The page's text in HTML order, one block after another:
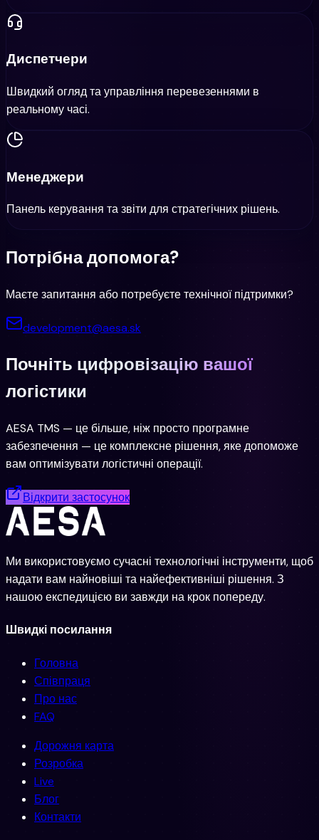
Диспетчери
Швидкий огляд та управління перевезеннями в
реальному часі.
Менеджери
Панель керування та звіти для стратегічних рішень.
Потрібна допомога?
Маєте запитання або потребуєте технічної підтримки?
development@aesa.sk
Почніть цифровізацію вашої
логістики
AESA TMS — це більше, ніж просто програмне
забезпечення — це комплексне рішення, яке допоможе
вам оптимізувати логістичні операції.
Відкрити застосунок
Ми використовуємо сучасні технологічні інструменти, щоб
надати вам найновіші та найефективніші рішення. З
нашою експедицією ви завжди на крок попереду.
Швидкі посилання
Головна
Співпраця
Про нас
FAQ
Дорожня карта
Розробка
Live
Блог
Контакти